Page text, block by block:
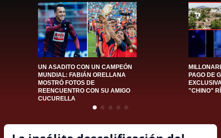
UN ASADITO CON UN CAMPEÓN
MUNDIAL: FABIÁN ORELLANA
MOSTRÓ FOTOS DE
REENCUENTRO CON SU AMIGO
CUCURELLA
PAGO DE
"CHINO"